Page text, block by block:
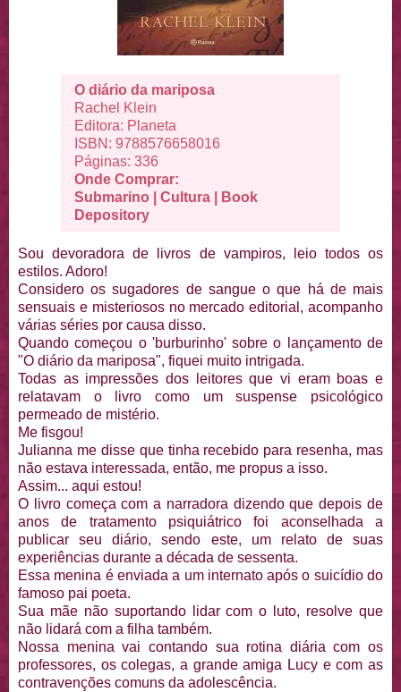
O diário da mariposa
Rachel Klein
Editora: Planeta
ISBN: 9788576658016
Páginas: 336
Onde Comprar:
Submarino |Cultura
Book
Depository
Sou devoradora de livros de vampiros, leio todos os
estilos. Adoro!
Considero os sugadores de sangue o que há de mais
sensuais e misteriosos no mercado editorial, acompanho
várias séries por causa disso.
Quando começou o 'burburinho' sobre o lançamento de
"O diário da mariposa", fiquei muito intrigada.
Todas as impressões dos leitores que vi eram boas e
relatavam o livro como um suspense psicológico
permeado de mistério.
Me fisgou!
Julianna me disse que tinha recebido para resenha, mas
não estava interessada, então, me propus a isso.
Assim... aqui estou!
O livro começa com a narradora dizendo que depois de
anos de tratamento psiquiátrico foi aconselhada a
publicar seu diário, sendo este, um relato de suas
experiências durante a década de sessenta.
Essa menina é enviada a um internato após o suicídio do
famoso pai poeta.
Sua mãe não suportando lidar com o luto, resolve que
não lidará com a filha também.
Nossa menina vai contando sua rotina diária com os
professores, os colegas, a grande amiga Lucy e com as
contravenções comuns da adolescência.